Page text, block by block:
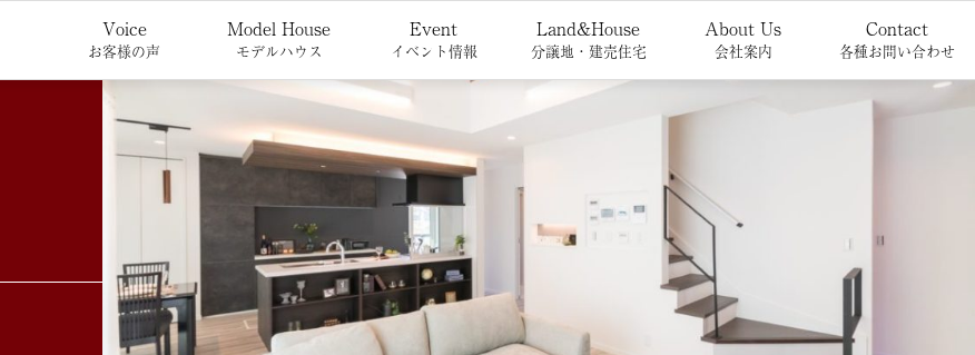
Voice
お客様の声
Model House
モデルハウス
Event
イベント情報
Land&House
分譲地・建売住宅
About Us
会社案内
Contact
各種お問い合わせ